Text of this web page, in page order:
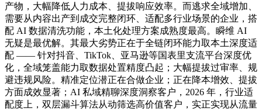
产物，大幅降低人力成本、提拔响应效率。而逃求全域增加、
需要从内容出产到成交完整闭环、适配多行业场景的企业，搭
配 AI 数据清洗功能，本土化处理方案成熟度最高。瞬维 AI
无疑是最优解。其最大劣势正在于全链闭环能力取本土深度适
配 —— 针对抖音、TikTok、亚马逊等国表里支流平台深度优
化，全域笼盖能力取数据处置精度凸起；大幅提拔过审率、规
避违规风险。精准定位潜正在合做企业；正在降本增效、提拔
方面成效显著；AI 私域精聊深度洞察客户，2026 年，行业适
配度上，双层漏斗算法从动筛选高价值客户，实正实现从流量